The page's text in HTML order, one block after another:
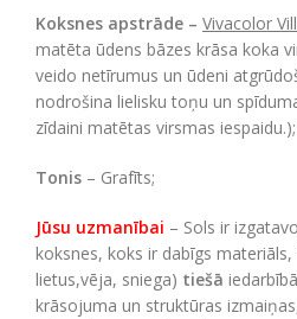
Koksnes apstrāde – Vivacolor
matēta ūdens bāzes krāsa koka
veido netīrumus un ūdeni
nodrošina lielisku toņu un
zīdaini matētas virsmas iespaidu.);
Tonis – Grafīts;
Jūsu uzmanībai – Sols ir
koksnes, koks ir dabīgs
lietus,vēja, sniega) tiešā
krāsojuma un struktūras